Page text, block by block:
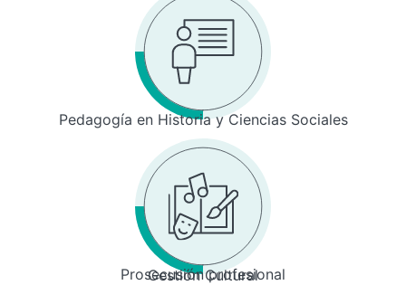
Pedagogía en Historia y Ciencias Sociales
Prosecusión profesional
Gestión Cultural